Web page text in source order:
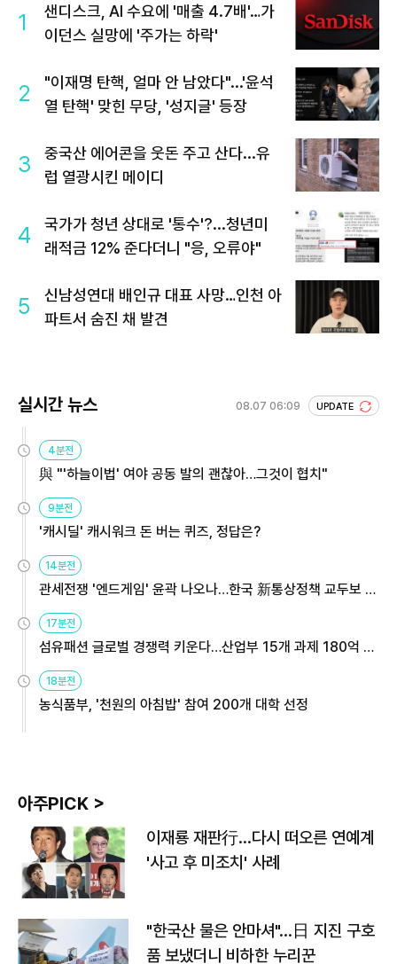
1
샌디스크, AI 수요에 '매출 4.7배'…가
이던스 실망에 '주가는 하락'
2
"이재명 탄핵, 얼마 안 남았다"...'윤석
열 탄핵' 맞힌 무당, '성지글' 등장
3
중국산 에어콘을 웃돈 주고 산다...유
럽 열광시킨 메이디
4
국가가 청년 상대로 '통수'?...청년미
래적금 12% 준다더니 "응, 오류야"
5
신남성연대 배인규 대표 사망…인천 아
파트서 숨진 채 발견
실시간 뉴스 08.07 06:09 UPDATE
4분전
與 "'하늘이법' 여야 공동 발의 괜찮아…그것이 협치"
9분전
'캐시딜' 캐시워크 돈 버는 퀴즈, 정답은?
14분전
관세전쟁 '엔드게임' 윤곽 나오나…한국 新통상정책 교두보 활
17분전
섬유패션 글로벌 경쟁력 키운다…산업부 15개 과제 180억 지
18분전
농식품부, '천원의 아침밥' 참여 200개 대학 선정
아주PICK >
이재룡 재판行…다시 떠오른 연예계
'사고 후 미조치' 사례
"한국산 물은 안마셔"…日 지진 구호
품 보냈더니 비하한 누리꾼